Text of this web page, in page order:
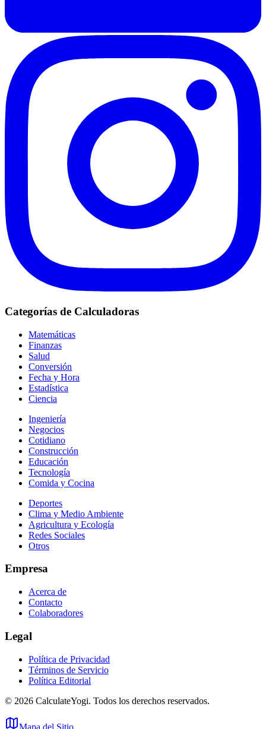
Categorías de Calculadoras
Matemáticas
Finanzas
Salud
Conversión
Fecha y Hora
Estadística
Ciencia
Ingeniería
Negocios
Cotidiano
Construcción
Educación
Tecnología
Comida y Cocina
Deportes
Clima y Medio Ambiente
Agricultura y Ecología
Redes Sociales
Otros
Empresa
Acerca de
Contacto
Colaboradores
Legal
Política de Privacidad
Términos de Servicio
Política Editorial
© 2026 CalculateYogi. Todos los derechos reservados.
Mapa del Sitio